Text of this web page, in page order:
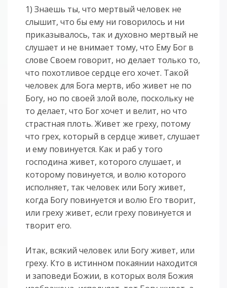
1) Знаешь ты, что мертвый человек не
слышит, что бы ему ни говорилось и ни
приказывалось, так и духовно мертвый не
слушает и не внимает тому, что Ему Бог в
слове Своем говорит, но делает только то,
что похотливое сердце его хочет. Такой
человек для Бога мертв, ибо живет не по
Богу, но по своей злой воле, поскольку не
то делает, что Бог хочет и велит, но что
страстная плоть. Живет же греху, потому
что грех, который в сердце живет, слушает
и ему повинуется. Как и раб у того
господина живет, которого слушает, и
которому повинуется, и волю которого
исполняет, так человек или Богу живет,
когда Богу повинуется и волю Его творит,
или греху живет, если греху повинуется и
творит его.
Итак, всякий человек или Богу живет, или
греху. Кто в истинном покаянии находится
и заповеди Божии, в которых воля Божия